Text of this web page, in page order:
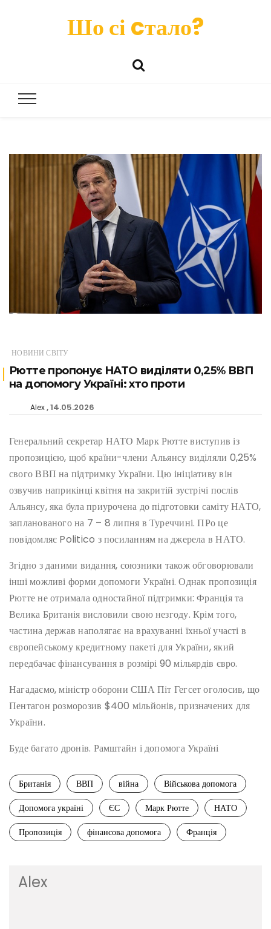
Шо сі cтало?
НОВИНИ СВІТУ
Рютте пропонує НАТО виділяти 0,25% ВВП
на допомогу Україні: хто проти
Alex 14.05.2026
Генеральний секретар НАТО Марк Рютте виступив із
пропозицією, щоб країни-члени Альянсу виділяли 0,25%
свого ВВП на підтримку України. Цю ініціативу він
озвучив наприкінці квітня на закритій зустрічі послів
Альянсу, яка була приурочена до підготовки саміту НАТО,
запланованого на 7 – 8 липня в Туреччині. ПРо це
повідомляє Politico з посиланням на джерела в НАТО.
Згідно з даними видання, союзники також обговорювали
інші можливі форми допомоги Україні. Однак пропозиція
Рютте не отримала одностайної підтримки: Франція та
Велика Британія висловили свою незгоду. Крім того,
частина держав наполягає на врахуванні їхньої участі в
європейському кредитному пакеті для України, який
передбачає фінансування в розмірі 90 мільярдів євро.
Нагадаємо, міністр оборони США Піт Гегсет оголосив, що
Пентагон розморозив $400 мільйонів, призначених для
України.
Буде багато дронів. Рамштайн і допомога Україні
Британія ВВП війна
Військова допомога
Допомога україні
ЄС Марк Рютте
НАТО
Пропозиція
фінансова допомога Франція
Alex